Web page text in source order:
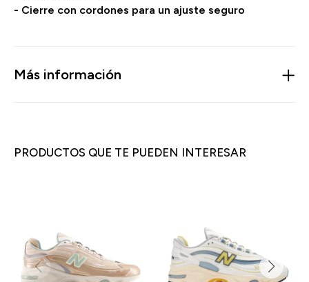
- Cierre con cordones para un ajuste seguro
Más información
PRODUCTOS QUE TE PUEDEN INTERESAR